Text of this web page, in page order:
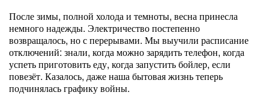
После зимы, полной холода и темноты, весна принесла
немного надежды. Электричество постепенно
возвращалось, но с перерывами. Мы выучили расписание
отключений: знали, когда можно зарядить телефон, когда
успеть приготовить еду, когда запустить бойлер, если
повезёт. Казалось, даже наша бытовая жизнь теперь
подчинялась графику войны.